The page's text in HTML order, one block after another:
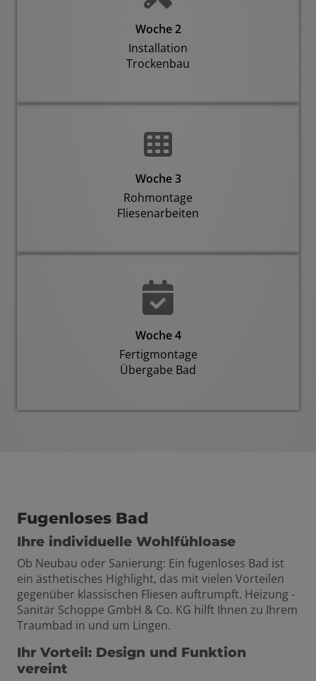
Woche 2
Installation
Trockenbau
Woche 3
Rohmontage
Fliesenarbeiten
Woche 4
Fertigmontage
Übergabe Bad
Fugenloses Bad
Ihre individuelle Wohlfühloase
Ob Neubau oder Sanierung: Ein fugenloses Bad ist
ein ästhetisches Highlight, das mit vielen Vorteilen
gegenüber klassischen Fliesen auftrumpft. Heizung -
Sanitär Schoppe GmbH & Co. KG hilft Ihnen zu Ihrem
Traumbad in und um Lingen.
Ihr Vorteil: Design und Funktion
vereint